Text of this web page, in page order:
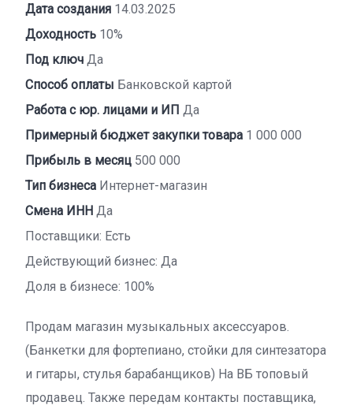
Дата создания 14.03.2025
Доходность 10%
Под ключ Да
Способ оплаты Банковской картой
Работа с юр. лицами и ИП Да
Примерный бюджет закупки товара 1 000 000
Прибыль в месяц 500 000
Тип бизнеса Интернет-магазин
Смена ИНН Да
Поставщики: Есть
Действующий бизнес: Да
Доля в бизнесе: 100%
Продам магазин музыкальных аксессуаров.
(Банкетки для фортепиано, стойки для синтезатора
и гитары, стулья барабанщиков) На ВБ топовый
продавец. Также передам контакты поставщика,